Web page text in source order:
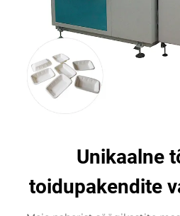
Unikaalne
toidupakendite